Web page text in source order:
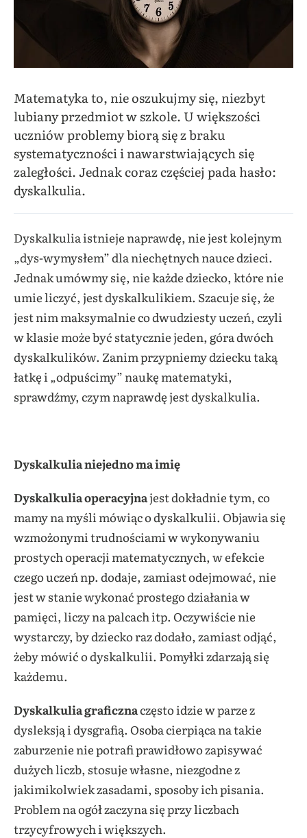
Matematyka to, nie oszukujmy się, niezbyt
lubiany przedmiot w szkole. U większości
uczniów problemy biorą się z braku
systematyczności i nawarstwiających się
zaległości. Jednak coraz częściej pada hasło:
dyskalkulia.
Dyskalkulia istnieje naprawdę, nie jest kolejnym
„dys-wymysłem” dla niechętnych nauce dzieci.
Jednak umówmy się, nie każde dziecko, które nie
umie liczyć, jest dyskalkulikiem. Szacuje się, że
jest nim maksymalnie co dwudziesty uczeń, czyli
w klasie może być statycznie jeden, góra dwóch
dyskalkulików. Zanim przypniemy dziecku taką
łatkę i „odpuścimy” naukę matematyki,
sprawdźmy, czym naprawdę jest dyskalkulia.
Dyskalkulia niejedno ma imię
Dyskalkulia operacyjnajest dokładnie tym, co
mamy na myśli mówiąc o dyskalkulii. Objawia się
wzmożonymi trudnościami w wykonywaniu
prostych operacji matematycznych, w efekcie
czego uczeń np. dodaje, zamiast odejmować, nie
jest w stanie wykonać prostego działania w
pamięci, liczy na palcach itp. Oczywiście nie
wystarczy, by dziecko raz dodało, zamiast odjąć,
żeby mówić o dyskalkulii. Pomyłki zdarzają się
każdemu.
Dyskalkulia graficznaczęsto idzie w parze z
dysleksją i dysgrafią. Osoba cierpiąca na takie
zaburzenie nie potrafi prawidłowo zapisywać
dużych liczb, stosuje własne, niezgodne z
jakimikolwiek zasadami, sposoby ich pisania.
Problem na ogół zaczyna się przy liczbach
trzycyfrowych i większych.